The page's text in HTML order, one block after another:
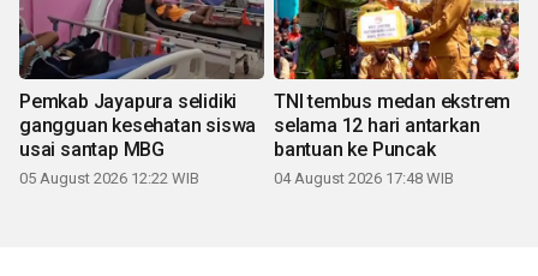
Pemkab Jayapura selidiki
gangguan kesehatan siswa
usai santap MBG
05 August 2026 12:22 WIB
TNI tembus medan ekstrem
selama 12 hari antarkan
bantuan ke Puncak
04 August 2026 17:48 WIB